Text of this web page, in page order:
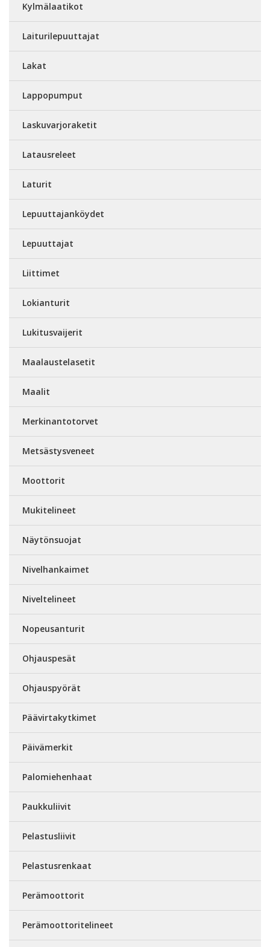
Kylmälaatikot
Laiturilepuuttajat
Lakat
Lappopumput
Laskuvarjoraketit
Latausreleet
Laturit
Lepuuttajanköydet
Lepuuttajat
Liittimet
Lokianturit
Lukitusvaijerit
Maalaustelasetit
Maalit
Merkinantotorvet
Metsästysveneet
Moottorit
Mukitelineet
Näytönsuojat
Nivelhankaimet
Niveltelineet
Nopeusanturit
Ohjauspesät
Ohjauspyörät
Päävirtakytkimet
Päivämerkit
Palomiehenhaat
Paukkuliivit
Pelastusliivit
Pelastusrenkaat
Perämoottorit
Perämoottoritelineet